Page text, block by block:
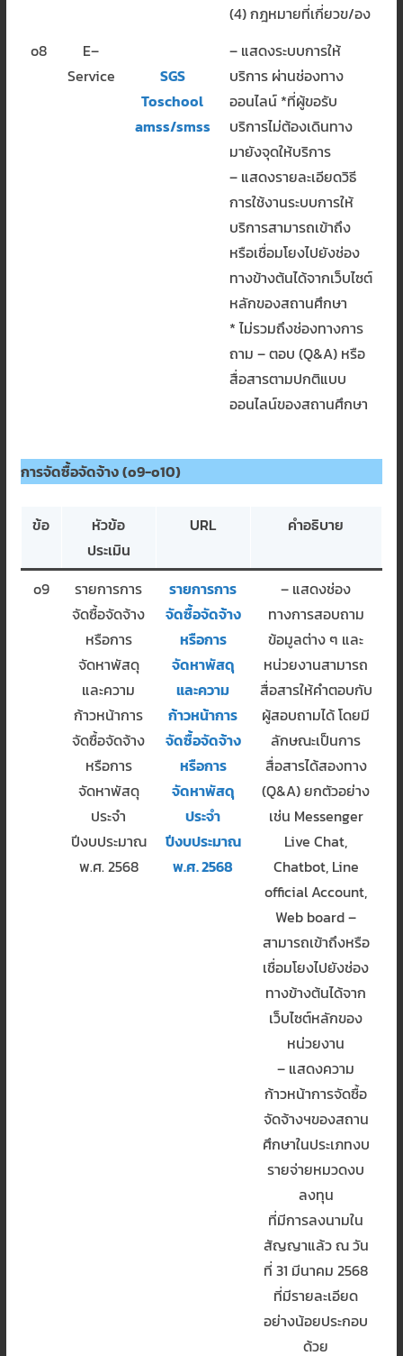
(4) กฎหมายที่เกี่ยวข/อง
o8
E–
Service
SGS
Toschool
amss/smss
– แสดงระบบการให้
บริการ ผ่านช่องทาง
ออนไลน์ *ที่ผู้ขอรับ
บริการไม่ต้องเดินทาง
มายังจุดให้บริการ
– แสดงรายละเอียดวิธี
การใช้งานระบบการให้
บริการสามารถเข้าถึง
หรือเชื่อมโยงไปยังช่อง
ทางข้างต้นได้จากเว็บไซต์
หลักของสถานศึกษา
* ไม่รวมถึงช่องทางการ
ถาม – ตอบ (Q&A) หรือ
สื่อสารตามปกติแบบ
ออนไลน์ของสถานศึกษา
การจัดซื้อจัดจ้าง(o9-o10)
ข้อ
หัวข้อ
ประเมิน
URL คำอธิบาย
o9
รายการการ
จัดซื้อจัดจ้าง
หรือการ
จัดหาพัสดุ
และความ
ก้าวหน้าการ
จัดซื้อจัดจ้าง
หรือการ
จัดหาพัสดุ
ประจำ
ปีงบประมาณ
พ.ศ. 2568
รายการการ
จัดซื้อจัดจ้าง
หรือการ
จัดหาพัสดุ
และความ
ก้าวหน้าการ
จัดซื้อจัดจ้าง
หรือการ
จัดหาพัสดุ
ประจำ
ปีงบประมาณ
พ.ศ. 2568
– แสดงช่อง
ทางการสอบถาม
ข้อมูลต่าง ๆ และ
หน่วยงานสามารถ
สื่อสารให้คำตอบกับ
ผู้สอบถามได้ โดยมี
ลักษณะเป็นการ
สื่อสารได้สองทาง
(Q&A) ยกตัวอย่าง
เช่น Messenger
Live Chat,
Chatbot, Line
official Account,
Web board –
สามารถเข้าถึงหรือ
เชื่อมโยงไปยังช่อง
ทางข้างต้นได้จาก
เว็บไซต์หลักของ
หน่วยงาน
– แสดงความ
ก้าวหน้าการจัดซื้อ
จัดจ้างฯของสถาน
ศึกษาในประเภทงบ
รายจ่ายหมวดงบ
ลงทุน
ที่มีการลงนามใน
สัญญาแล้ว ณ วัน
ที่ 31 มีนาคม 2568
ที่มีรายละเอียด
อย่างน้อยประกอบ
ด้วย